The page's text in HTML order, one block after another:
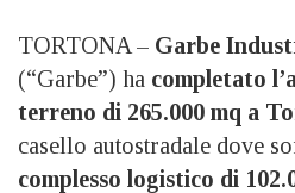
TORTONA – Garbe
(“Garbe”) ha completato
terreno di 265.000 mq a
casello autostradale dove
complesso logistico di